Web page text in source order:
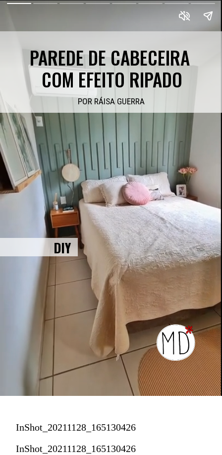
PAREDE DE CABECEIRA
COM EFEITO RIPADO
POR RÁISA GUERRA
DIY
InShot_20211128_165130426
InShot_20211128_165130426